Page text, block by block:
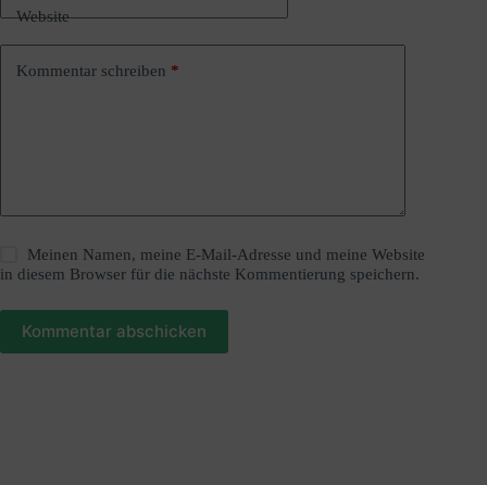
Website
Kommentar schreiben *
Meinen Namen, meine E-Mail-Adresse und meine Website
in diesem Browser für die nächste Kommentierung speichern.
Kommentar abschicken
v
e